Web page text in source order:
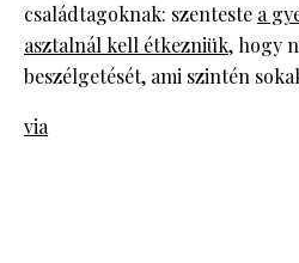
családtagoknak: szenteste a
asztalnál kell étkezniük, hogy
beszélgetését, ami szintén
via